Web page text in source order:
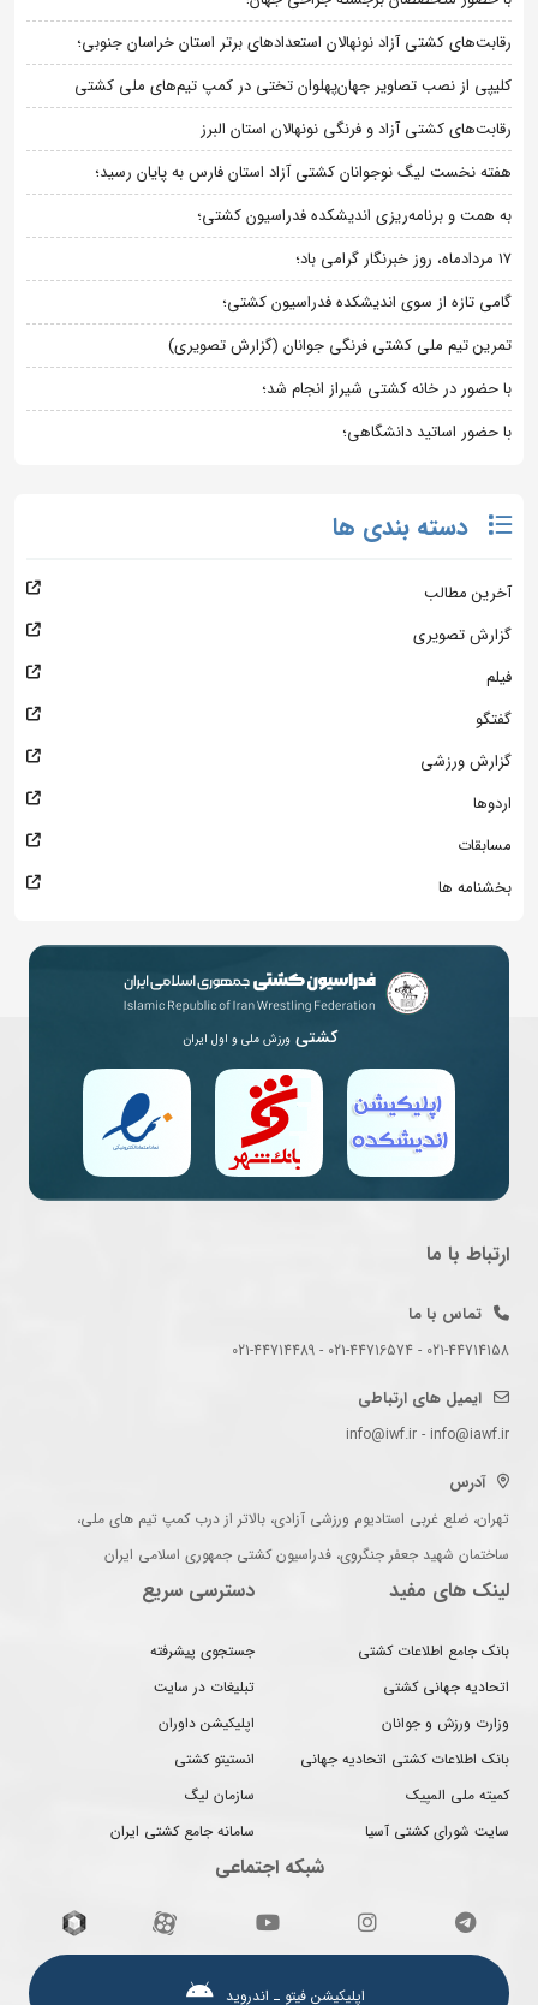
رقابت‌های کشتی آزاد نونهالان استعدادهای برتر استان خراسان جنوبی؛
کلیپی از نصب تصاویر جهان‌پهلوان تختی در کمپ تیم‌های ملی کشتی
رقابت‌های کشتی آزاد و فرنگی نونهالان استان البرز
هفته نخست لیگ نوجوانان کشتی آزاد استان فارس به پایان رسید؛
به همت و برنامه‌ریزی اندیشکده فدراسیون کشتی؛
۱۷ مردادماه، روز خبرنگار گرامی باد؛
گامی تازه از سوی اندیشکده فدراسیون کشتی؛
تمرین تیم ملی کشتی فرنگی جوانان (گزارش تصویری)
با حضور در خانه کشتی شیراز انجام شد؛
با حضور اساتید دانشگاهی؛
دسته بندی ها
آخرین مطالب
گزارش تصویری
فیلم
گفتگو
گزارش ورزشی
اردوها
مسابقات
بخشنامه ها
کشتی ورزش ملی و اول ایران
ارتباط با ما
تماس با ما
021-44714158 - 021-44716574 - 021-44714489
ایمیل های ارتباطی
info@iwf.ir - info@iawf.ir
آدرس
تهران، ضلع غربی استادیوم ورزشی آزادی، بالاتر از درب کمپ تیم های ملی،
ساختمان شهید جعفر جنگروی، فدراسیون کشتی جمهوری اسلامی ایران
لینک های مفید
بانک جامع اطلاعات کشتی
اتحادیه جهانی کشتی
وزارت ورزش و جوانان
بانک اطلاعات کشتی اتحادیه جهانی
کمیته ملی المپیک
سایت شورای کشتی آسیا
دسترسی سریع
جستجوی پیشرفته
تبلیغات در سایت
اپلیکیشن داوران
انستیتو کشتی
سازمان لیگ
سامانه جامع کشتی ایران
شبکه اجتماعی
اپلیکیشن فیتو ـ اندروید